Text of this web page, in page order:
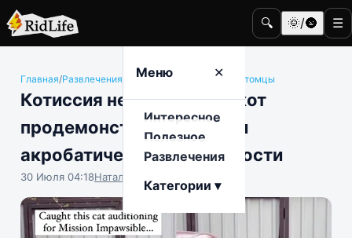
🔍 🌞/🌚 ☰
Меню ✕
Интересное
Полезное
Развлечения
Категории ▾
Главная/Развлечения Животные и домашние питомцы
Котиссия невыполнима: кот
продемонстрировал свои
акробатические способности
30 Июля 04:18Наталья Герасимова